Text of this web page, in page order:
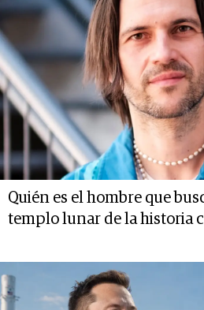
Quién es el hombre que
templo lunar de la historia